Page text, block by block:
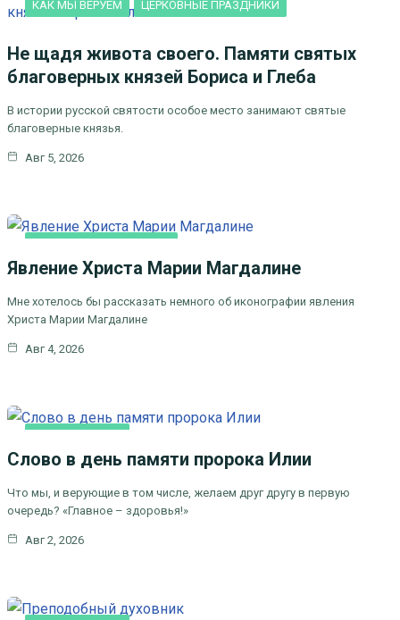
КАК МЫ ВЕРУЕМ ЦЕРКОВНЫЕ ПРАЗДНИКИ
Не щадя живота своего. Памяти святых
благоверных князей Бориса и Глеба
В истории русской святости особое место занимают святые
благоверные князья.
Авг 5, 2026
Явление Христа Марии Магдалине
Мне хотелось бы рассказать немного об иконографии явления
Христа Марии Магдалине
Авг 4, 2026
ЦЕРКОВНЫЕ ПРАЗДНИКИ
Слово в день памяти пророка Илии
Что мы, и верующие в том числе, желаем друг другу в первую
очередь? «Главное – здоровья!»
Авг 2, 2026